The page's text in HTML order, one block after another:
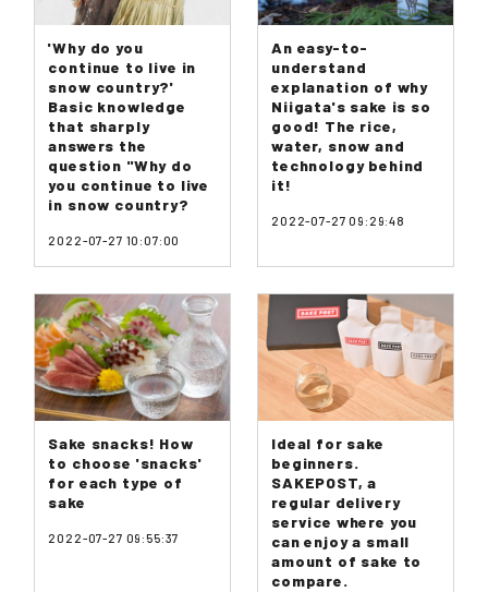
'Why do you
continue to live in
snow country?'
Basic knowledge
that sharply
answers the
question "Why do
you continue to live
in snow country?
2022-07-27 10:07:00
An easy-to-
understand
explanation of why
Niigata's sake is so
good! The rice,
water, snow and
technology behind
it!
2022-07-27 09:29:48
Sake snacks! How
to choose 'snacks'
for each type of
sake
2022-07-27 09:55:37
Ideal for sake
beginners.
SAKEPOST, a
regular delivery
service where you
can enjoy a small
amount of sake to
compare.